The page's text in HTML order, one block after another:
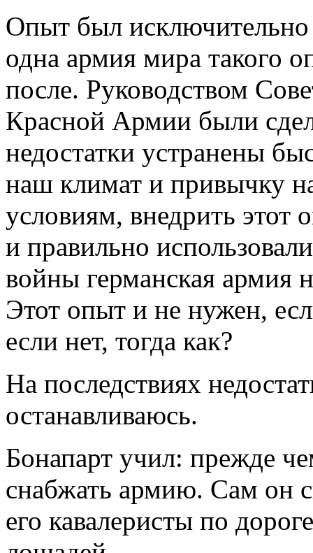
Опыт был
одна армия мира такого
после. Руководством
Красной Армии были
недостатки устранены
наш климат и привычку
условиям, внедрить этот
и правильно
войны германская армия
Этот опыт и не нужен,
если нет, тогда как?
На последствиях
останавливаюсь.
Бонапарт учил: прежде
снабжать армию. Сам он
его кавалеристы по